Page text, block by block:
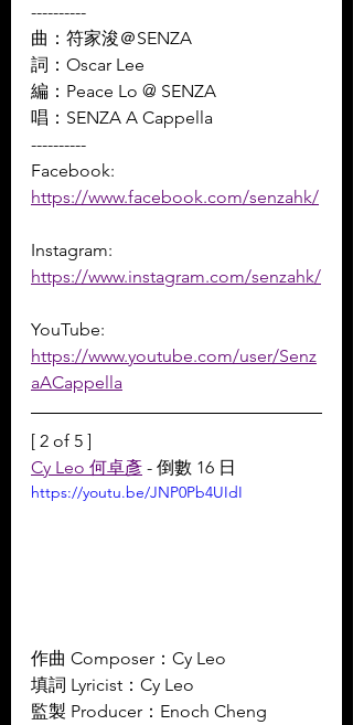
----------
曲：符家浚＠SENZA
詞：Oscar Lee
編：Peace Lo @ SENZA
唱：SENZA A Cappella
----------
Facebook:
https://www.facebook.com/senzahk/
Instagram:
https://www.instagram.com/senzahk/
YouTube:
https://www.youtube.com/user/Senz
aACappella
[ 2 of 5 ]
Cy Leo 何卓彥 - 倒數 16 日
https://youtu.be/JNP0Pb4UIdI
作曲 Composer：Cy Leo
填詞 Lyricist：Cy Leo
監製 Producer：Enoch Cheng